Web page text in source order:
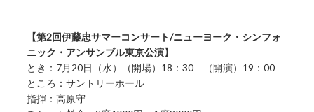
【第2回伊藤忠サマーコンサート/ニューヨーク・シンフォ
ニック・アンサンブル東京公演】
とき：7月20日（水）（開場）18：30 （開演）19：00
ところ：サントリーホール
指揮：高原守